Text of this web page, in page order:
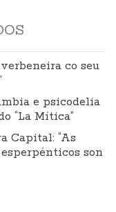
co seu
e psicodelia
“La Mítica”
Capital: “As
son